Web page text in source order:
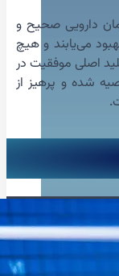
دارویی صحیح و
می‌یابند و هیچ
اصلی موفقیت در
شده و پرهیز از